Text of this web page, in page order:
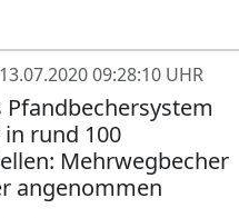
13.07.2020 09:28:10 UHR
Pfandbechersystem
in rund 100
Mehrwegbecher
angenommen